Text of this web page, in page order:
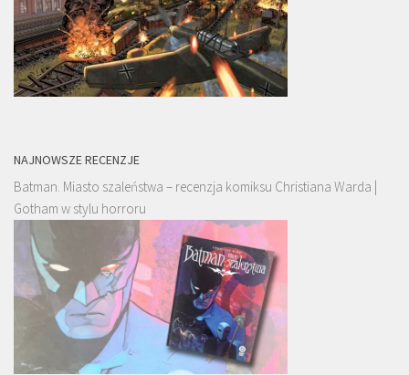
NAJNOWSZE RECENZJE
Batman. Miasto szaleństwa – recenzja komiksu Christiana Warda |
Gotham w stylu horroru